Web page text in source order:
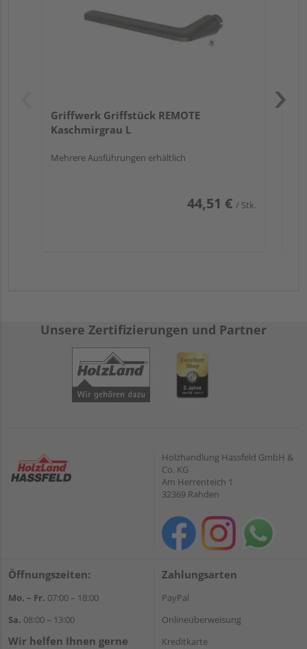
Griffwerk Griffstück REMOTE
Kaschmirgrau L
Mehrere Ausführungen erhältlich
44,51 € / Stk.
Unsere Zertifizierungen und Partner
Holzhandlung Hassfeld GmbH &
Co. KG
Am Herrenteich 1
32369 Rahden
Öffnungszeiten:
Mo. – Fr. 07:00 – 18:00
Sa. 08:00 – 13:00
Wir helfen Ihnen gerne
Zahlungsarten
PayPal
Onlineüberweisung
Kreditkarte